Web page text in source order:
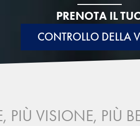
PRENOTA IL
CONTROLLO DELLA
PIÙ VISIONE, PIÙ